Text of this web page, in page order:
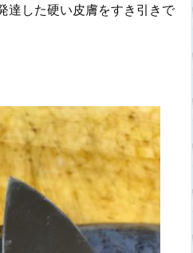
達した硬い皮膚をすき引きで